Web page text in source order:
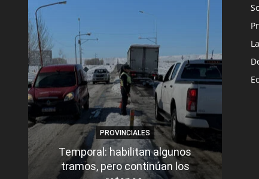
PROVINCIALES
Temporal: habilitan algunos
tramos, pero continúan los